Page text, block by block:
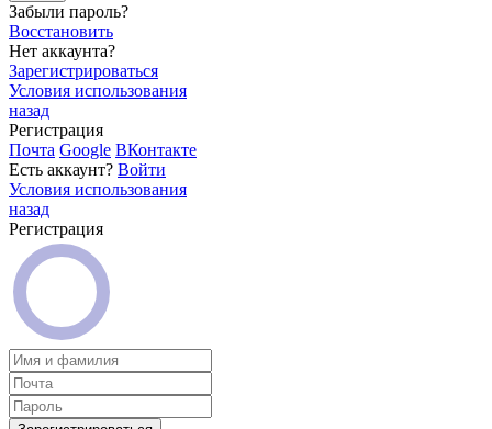
Забыли пароль?
Восстановить
Нет аккаунта?
Зарегистрироваться
Условия использования
назад
Регистрация
Почта Google ВКонтакте
Есть аккаунт? Войти
Условия использования
назад
Регистрация